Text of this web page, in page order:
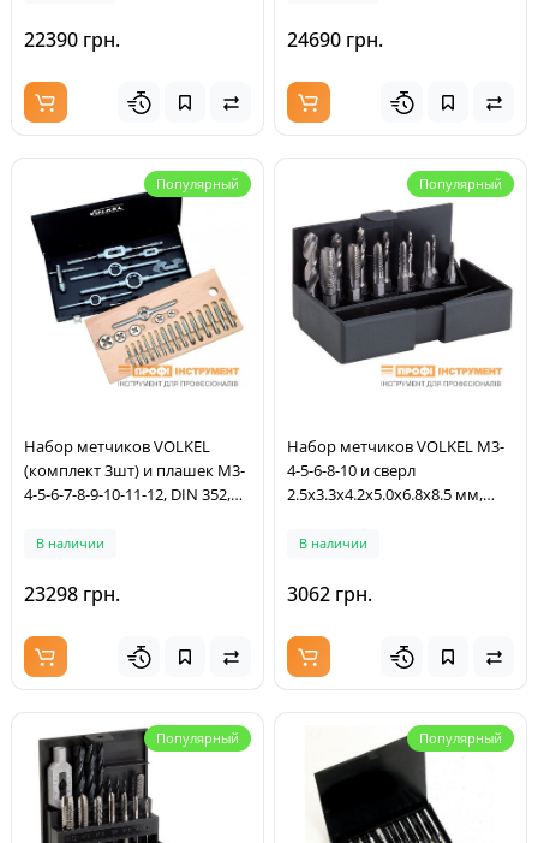
Метчикодержатель VOLKELи
Плашкодержатель VOLKELи
20x5, 20x7, 25х9, 30х11, 38х14,
22390 грн.
1,№3, DIN 1814,
цанговый с трещоткой №1,
№2, Плашкодержатель
24690 грн.
Популярный
Набор метчиков VOLKEL
(комплект 3шт) и плашек М3-
4-5-6-7-8-9-10-11-12, DIN 352,
Метчикодержатель VOLKELи
Метчикодержатель VOLKEL
Плашкодержатель VOLKELи
20х5, 20х7, 25х9, 30х11, 38х14,
В наличии
23298 грн.
Популярный
Набор метчиков VOLKEL М3-
4-5-6-8-10 и сверл
2.5x3.3x4.2x5.0x6.8x8.5 мм,
ISO2/6H, резьба DIN 13,
хвостовиком 1/4", материалы
кейс (67020)
В наличии
3062 грн.
Популярный Популярный